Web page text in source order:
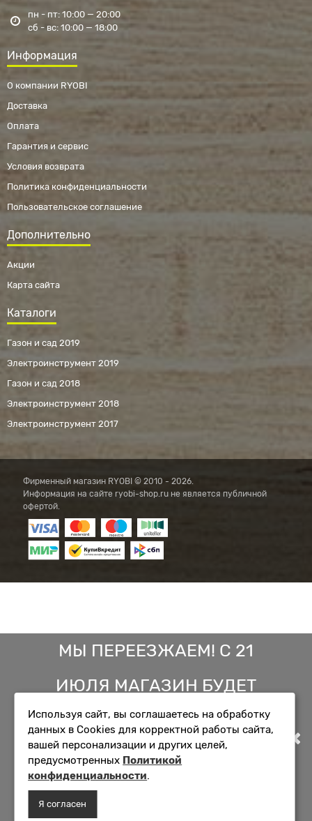
МЫ ПЕРЕЕЗЖАЕМ! С 21
ИЮЛЯ МАГАЗИН БУДЕТ
РАБОТАТЬ ПО НОВОМУ
АДРЕСУ. ПОДРОБНАЯ
ИНФОРМАЦИЯ О ПЕРЕЕЗДЕ
пн - пт: 10:00 — 20:00
сб - вс: 10:00 — 18:00
Информация
О компании RYOBI
Доставка
Оплата
Гарантия и сервис
Условия возврата
Политика конфиденциальности
Пользовательское соглашение
Дополнительно
Акции
Карта сайта
Каталоги
Газон и сад 2019
Электроинструмент 2019
Газон и сад 2018
Электроинструмент 2018
Электроинструмент 2017
Фирменный магазин RYOBI © 2010 - 2026.
Информация на сайте ryobi-shop.ru не является публичной
офертой.
Используя сайт, вы соглашаетесь на обработку
данных в Cookies для корректной работы сайта,
вашей персонализации и других целей,
предусмотренных Политикой
конфиденциальности.
Я согласен